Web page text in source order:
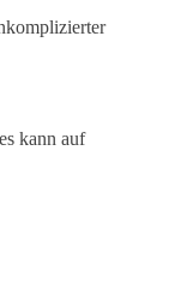
kann auf